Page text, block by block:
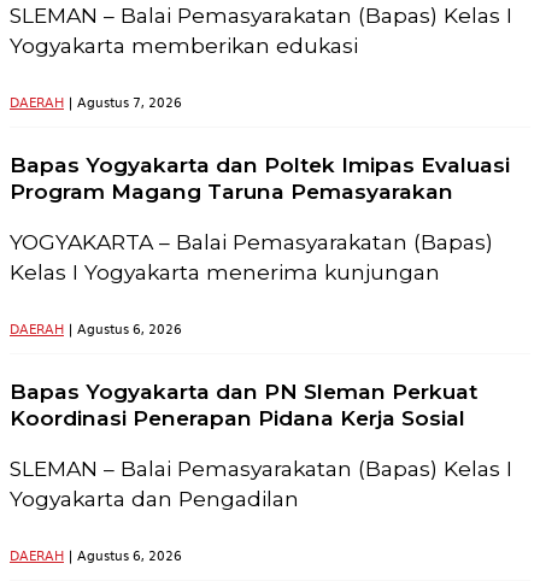
SLEMAN – Balai Pemasyarakatan (Bapas) Kelas I
Yogyakarta memberikan edukasi
DAERAH | Agustus 7, 2026
Bapas Yogyakarta dan Poltek Imipas Evaluasi
Program Magang Taruna Pemasyarakan
YOGYAKARTA – Balai Pemasyarakatan (Bapas)
Kelas I Yogyakarta menerima kunjungan
DAERAH | Agustus 6, 2026
Bapas Yogyakarta dan PN Sleman Perkuat
Koordinasi Penerapan Pidana Kerja Sosial
SLEMAN – Balai Pemasyarakatan (Bapas) Kelas I
Yogyakarta dan Pengadilan
DAERAH | Agustus 6, 2026